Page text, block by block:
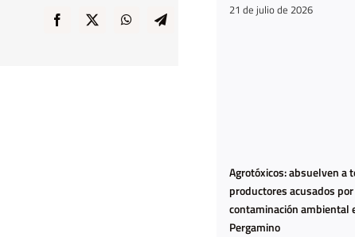
21 de julio de 2026
Agrotóxicos: absuelven a
productores acusados por
contaminación ambiental
Pergamino